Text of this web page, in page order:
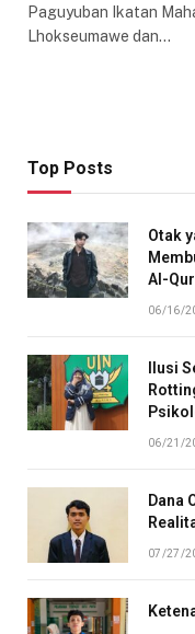
Paguyuban Ikatan
Lhokseumawe dan…
Top Posts
Otak
Al-
06/16/
Ilusi
06/21/
Dana
07/27/